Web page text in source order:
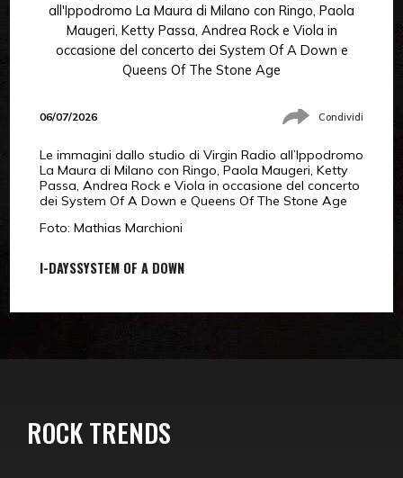
all'Ippodromo La Maura di Milano con Ringo, Paola
Maugeri, Ketty Passa, Andrea Rock e Viola in
occasione del concerto dei System Of A Down e
Queens Of The Stone Age
06/07/2026 Condividi
Le immagini dallo studio di Virgin Radio all’Ippodromo
La Maura di Milano con Ringo, Paola Maugeri, Ketty
Passa, Andrea Rock e Viola in occasione del concerto
dei System Of A Down e Queens Of The Stone Age
Foto: Mathias Marchioni
I-DAYSSYSTEM OF A DOWN
ROCK TRENDS